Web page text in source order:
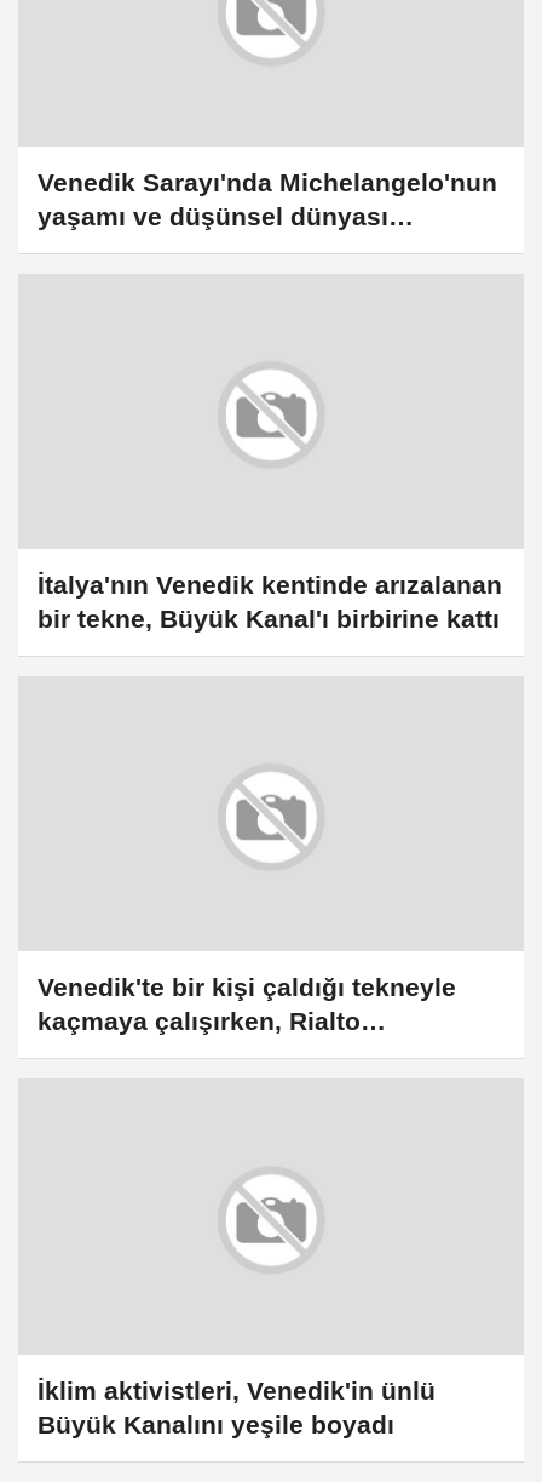
Venedik Sarayı'nda Michelangelo'nun
yaşamı ve düşünsel dünyası
konuşuldu
İtalya'nın Venedik kentinde arızalanan
bir tekne, Büyük Kanal'ı birbirine kattı
Venedik'te bir kişi çaldığı tekneyle
kaçmaya çalışırken, Rialto
Köprüsü'ne çarparak zarar verdi
İklim aktivistleri, Venedik'in ünlü
Büyük Kanalını yeşile boyadı